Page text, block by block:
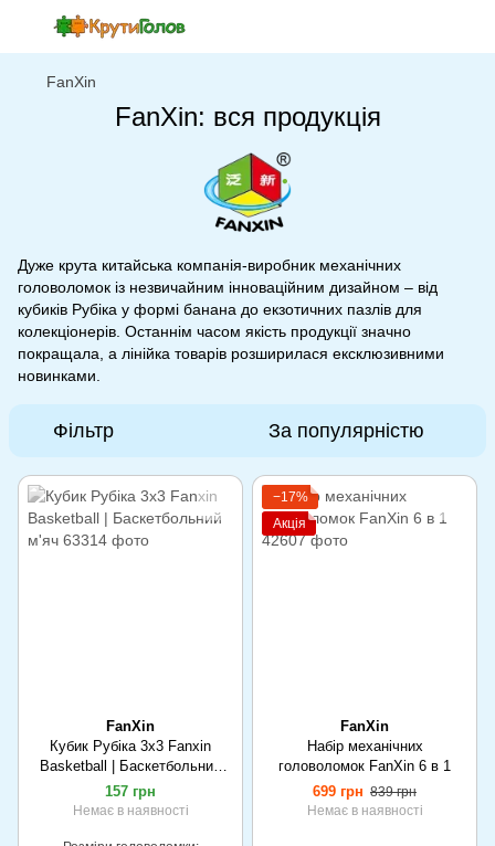
FanXin
FanXin: вся продукція
Дуже крута китайська компанія-виробник механічних
головоломок із незвичайним інноваційним дизайном – від
кубиків Рубіка у формі банана до екзотичних пазлів для
колекціонерів. Останнім часом якість продукції значно
покращала, а лінійка товарів розширилася ексклюзивними
новинками.
Фільтр За популярністю
FanXin
Кубик Рубіка 3x3 Fanxin
Basketball | Баскетбольний
м'яч
157 грн
Немає в наявності
−17%
Акція
FanXin
Набір механічних
головоломок FanXin 6 в 1
699 грн 839 грн
Немає в наявності